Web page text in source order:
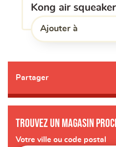
kong air
Ajouter à
l'une de mes listes.
Partager
Trouvez un magasin
Votre ville ou code postal